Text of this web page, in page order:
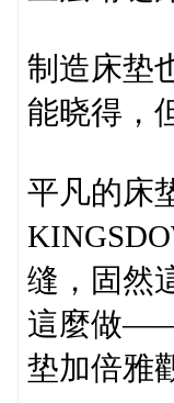
制造床垫
能晓得，
平凡的床
缝，固然
這麼做——
垫加倍雅